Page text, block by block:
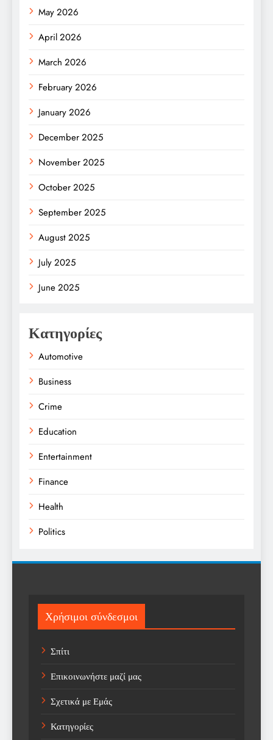
May 2026
April 2026
March 2026
February 2026
January 2026
December 2025
November 2025
October 2025
September 2025
August 2025
July 2025
June 2025
Κατηγορίες
Automotive
Business
Crime
Education
Entertainment
Finance
Health
Politics
Sports
Technology
Trending
Weather
Αγορά
Αγορά Εργασίας
Χρήσιμοι σύνδεσμοι
Σπίτι
Επικοινωνήστε μαζί μας
Σχετικά με Εμάς
Κατηγορίες